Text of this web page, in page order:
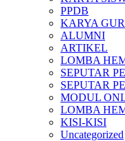
PPDB
KARYA
ALUMNI
ARTIKEL
LOMBA
SEPUTAR
SEPUTAR
MODUL
LOMBA
KISI-KISI
Uncategorized